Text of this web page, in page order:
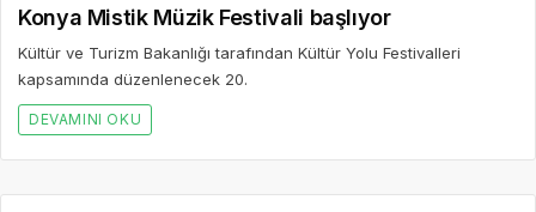
Konya Mistik Müzik Festivali başlıyor
Kültür ve Turizm Bakanlığı tarafından Kültür Yolu Festivalleri
kapsamında düzenlenecek 20.
DEVAMINI OKU